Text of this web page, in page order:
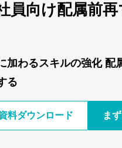
員向け配属前
加わるスキルの強化 配
る
料ダウンロード ま